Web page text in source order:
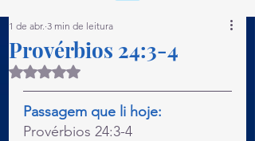
Provérbios 24:3-4
1 de abr. 3 min de leitura
Avaliado com NaN de 5 estrelas.
Passagem que li hoje:
Provérbios 24:3-4